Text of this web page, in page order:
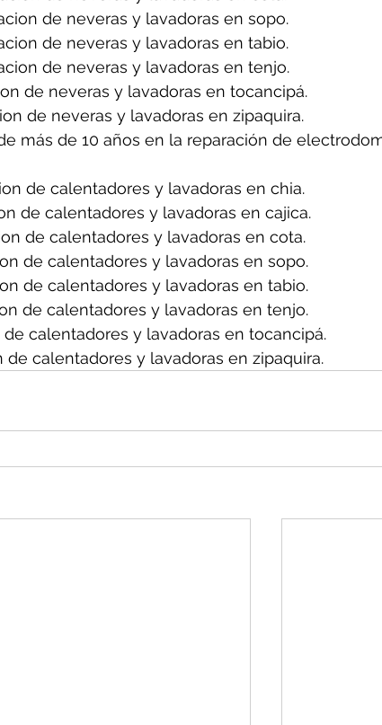
de neveras y lavadoras en sopo.
de neveras y lavadoras en tabio.
de neveras y lavadoras en tenjo.
de neveras y lavadoras en tocancipá.
de neveras y lavadoras en zipaquira.
más de 10 años en la reparación de
de calentadores y lavadoras en chia.
de calentadores y lavadoras en cajica.
de calentadores y lavadoras en cota.
de calentadores y lavadoras en sopo.
de calentadores y lavadoras en tabio.
de calentadores y lavadoras en tenjo.
de calentadores y lavadoras en tocancipá.
de calentadores y lavadoras en zipaquira.